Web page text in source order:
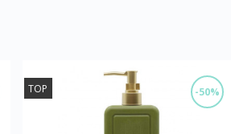
-50%
TOP